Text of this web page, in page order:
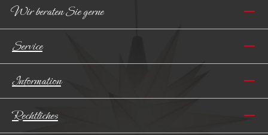
Wir beraten Sie gerne
Service
Information
Rechtliches